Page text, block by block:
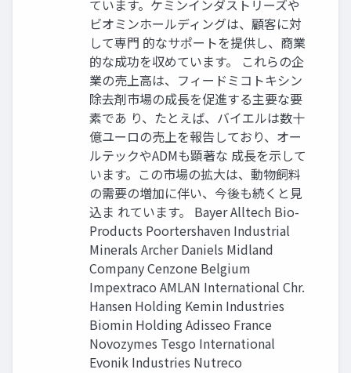
ています。ケミンインダストリーズや
ビオミンホールディングは、顧客に対
して専門 的なサポートを提供し、商業
的な成功を収めています。 これらの企
業の売上高は、フィードミコトキシン
除去剤市場の成長を促進する主要な要
素であ り、たとえば、バイエルは数十
億ユーロの売上を報告しており、オー
ルテックやADMも顕著な 成長を示して
います。この市場の拡大は、動物飼料
の需要の増加に伴い、今後も続くと見
込ま れています。 Bayer Alltech Bio-
Products Poortershaven Industrial
Minerals Archer Daniels Midland
Company Cenzone Belgium
Impextraco AMLAN International Chr.
Hansen Holding Kemin Industries
Biomin Holding Adisseo France
Novozymes Tesgo International
Evonik Industries Nutreco